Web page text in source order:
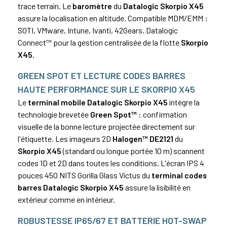
trace terrain. Le baromètredu Datalogic Skorpio X45
assure la localisation en altitude. Compatible MDM/EMM :
SOTI, VMware, Intune, Ivanti, 42Gears. Datalogic
Connect™ pour la gestion centralisée de la flotte Skorpio
X45
GREEN SPOT ET LECTURE CODES BARRES
HAUTE PERFORMANCE SUR LE SKORPIO X45
Le terminal mobile Datalogic Skorpio X45 intègre la
technologie brevetée Green Spot™ : confirmation
visuelle de la bonne lecture projectée directement sur
l'étiquette. Les imageurs 2D Halogen™ DE2121 du
Skorpio X45(standard ou longue portée 10 m) scannent
codes 1D et 2D dans toutes les conditions. L'écran IPS 4
pouces 450 NITS Gorilla Glass Victus du terminal codes
barres Datalogic Skorpio X45 assure la lisibilité en
extérieur comme en intérieur.
ROBUSTESSE IP65/67 ET BATTERIE HOT-SWAP